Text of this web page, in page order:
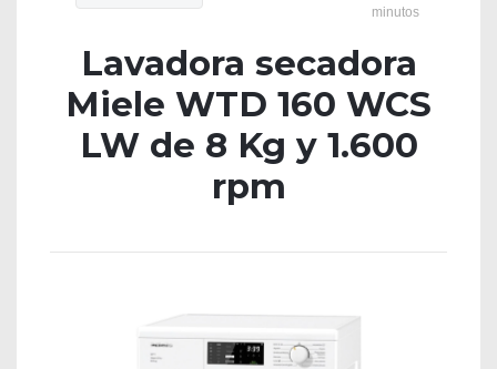
minutos
Lavadora secadora
Miele WTD 160 WCS
LW de 8 Kg y 1.600
rpm